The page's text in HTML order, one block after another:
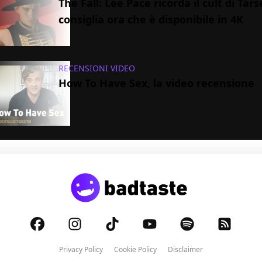
The Fall: Lee Pace ricorda il cult di
consiglia ora che è disponibile in 4K
RECENSIONI VIDEO
How To Have Sex, la video recensione
Privacy Policy Cookie Policy Disclaimer